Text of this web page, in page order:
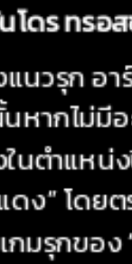
โดร ทรอ
นวรุก อ
ากไม่มี
นตำแห
ง” โดย
กมรุกขอ